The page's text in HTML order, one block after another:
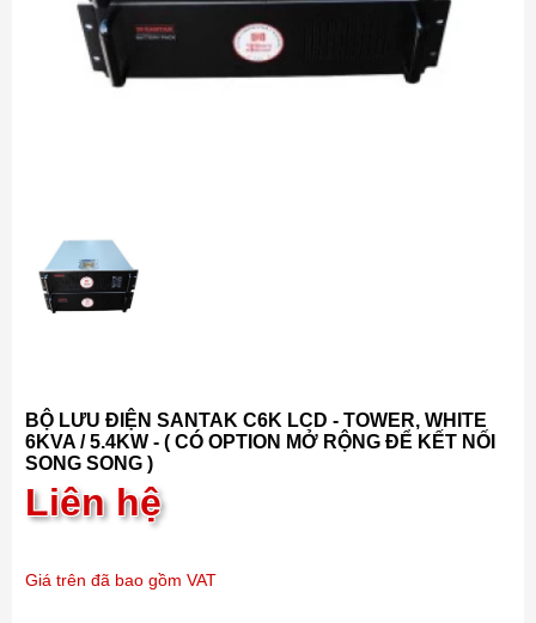
BỘ LƯU ĐIỆN SANTAK C6K LCD - TOWER, WHITE
6KVA / 5.4KW - ( CÓ OPTION MỞ RỘNG ĐỂ KẾT NỐI
SONG SONG )
Liên hệ
Giá trên đã bao gồm VAT